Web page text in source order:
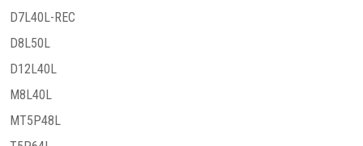
D7L40L-REC
D8L50L
D12L40L
M8L40L
MT5P48L